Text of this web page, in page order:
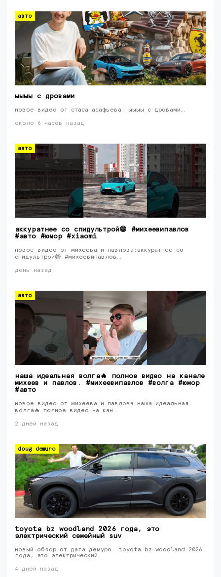
авто
ыыыы с дровами
новое видео от стаса асафьева: ыыыы с дровами…
около 6 часов назад
авто
аккуратнее со спидультрой😁 #михеевипавлов
#авто #юмор #xiaomi
новое видео от михеева и павлова:аккуратнее со
спидультрой😁 #михеевипавлов…
день назад
авто
наша идеальная волга🔥 полное видео на канале
михеев и павлов. #михеевипавлов #волга #юмор
#авто
новое видео от михеева и павлова:наша идеальная
волга🔥 полное видео на кан…
2 дней назад
doug demuro
toyota bz woodland 2026 года, это
электрический семейный suv
новый обзор от дага демуро: toyota bz woodland 2026
года, это электрический…
4 дней назад